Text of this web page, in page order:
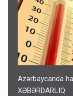
Azərbaycanda
XƏBƏRDARLIQ